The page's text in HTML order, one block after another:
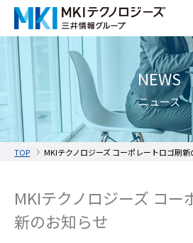
NEWS
ニュース
TOP MKIテクノロジーズ コーポレートロゴ刷
MKIテクノロジーズ コー
新のお知らせ